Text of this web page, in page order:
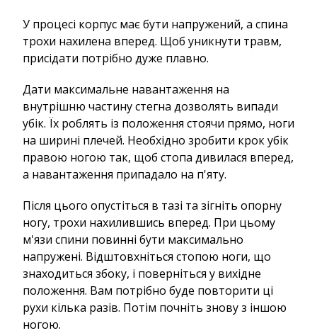
У процесі корпус має бути напружений, а спина
трохи нахилена вперед. Щоб уникнути травм,
присідати потрібно дуже плавно.
Дати максимальне навантаження на
внутрішню частину стегна дозволять випади
убік. Їх роблять із положення стоячи прямо, ноги
на ширині плечей. Необхідно зробити крок убік
правою ногою так, щоб стопа дивилася вперед,
а навантаження припадало на п'яту.
Після цього опустіться в тазі та зігніть опорну
ногу, трохи нахилившись вперед. При цьому
м'язи спини повинні бути максимально
напружені. Відштовхніться стопою ноги, що
знаходиться збоку, і поверніться у вихідне
положення. Вам потрібно буде повторити ці
рухи кілька разів. Потім почніть знову з іншою
ногою.